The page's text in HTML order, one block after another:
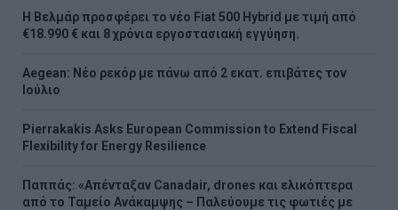
Η Βελμάρ προσφέρει τo νέο Fiat 500 Hybrid με τιμή από
€18.990 € και 8 χρόνια εργοστασιακή εγγύηση.
Aegean: Νέο ρεκόρ με πάνω από 2 εκατ. επιβάτες τον
Ιούλιο
Pierrakakis Asks European Commission to Extend Fiscal
Flexibility for Energy Resilience
Παππάς: «Απένταξαν Canadair, drones και ελικόπτερα
από το Ταμείο Ανάκαμψης – Παλεύουμε τις φωτιές με